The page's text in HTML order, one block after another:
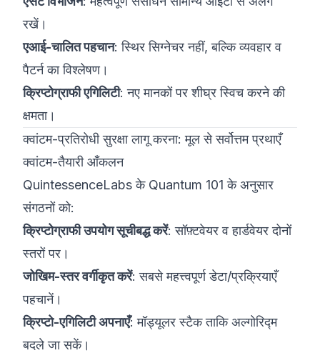
रखें।
एआई-चालित पहचान: स्थिर सिग्नेचर नहीं, बल्कि व्यवहार व
पैटर्न का विश्लेषण।
क्रिप्टोग्राफी एगिलिटी: नए मानकों पर शीघ्र स्विच करने की
क्षमता।
क्वांटम-प्रतिरोधी सुरक्षा लागू करना: मूल से सर्वोत्तम प्रथाएँ
क्वांटम-तैयारी आँकलन
QuintessenceLabs के Quantum 101 के अनुसार
संगठनों को:
क्रिप्टोग्राफी उपयोग सूचीबद्ध करें: सॉफ़्टवेयर व हार्डवेयर दोनों
स्तरों पर।
जोखिम-स्तर वर्गीकृत करें: सबसे महत्त्वपूर्ण डेटा/प्रक्रियाएँ
पहचानें।
क्रिप्टो-एगिलिटी अपनाएँ: मॉड्यूलर स्टैक ताकि अल्गोरिद्म
बदले जा सकें।